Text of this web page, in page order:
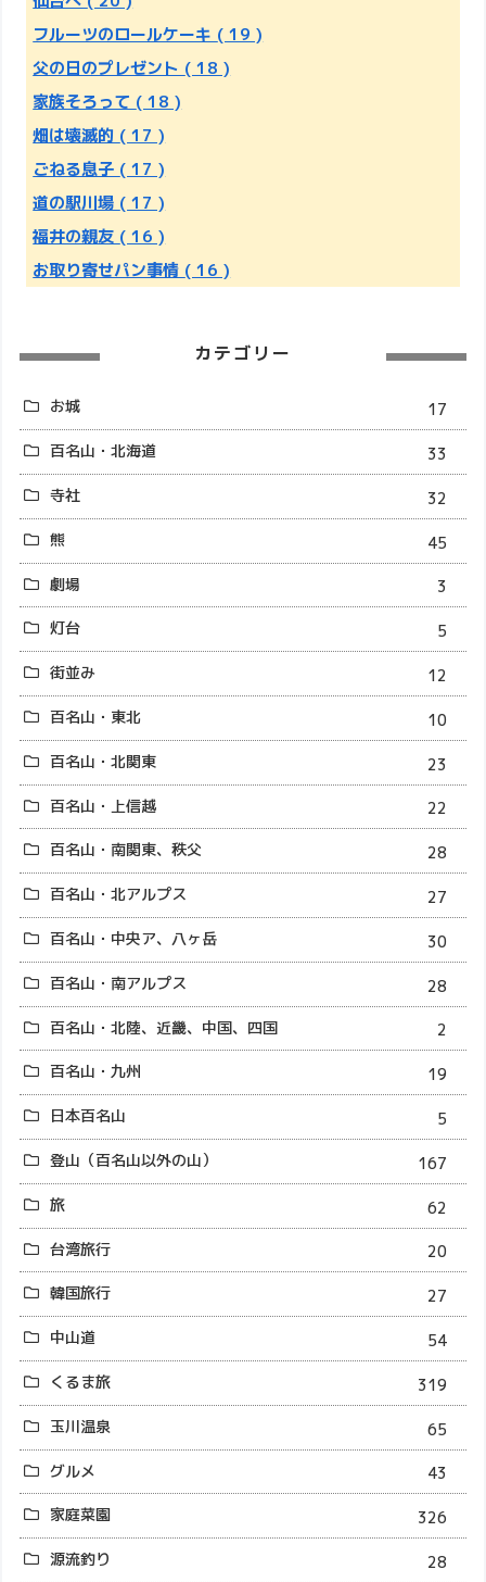
フルーツのロールケーキ ( 19 )
父の日のプレゼント ( 18 )
家族そろって ( 18 )
畑は壊滅的 ( 17 )
ごねる息子 ( 17 )
道の駅川場 ( 17 )
福井の親友 ( 16 )
お取り寄せパン事情 ( 16 )
カテゴリー
お城
17
百名山・北海道
33
寺社
32
熊
45
劇場
3
灯台
5
街並み
12
百名山・東北
10
百名山・北関東
23
百名山・上信越
22
百名山・南関東、秩父
28
百名山・北アルプス
27
百名山・中央ア、八ヶ岳
30
百名山・南アルプス
28
百名山・北陸、近畿、中国、四国
2
百名山・九州
19
日本百名山
5
登山（百名山以外の山）
167
旅
62
台湾旅行
20
韓国旅行
27
中山道
54
くるま旅
319
玉川温泉
65
グルメ
43
家庭菜園
326
源流釣り
28